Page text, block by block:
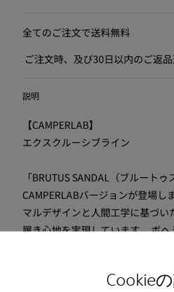
Cookie
全てのご注文で送料無料
ご注文時、及び30日以内のご返
説明
【CAMPERLAB】
エクスクルーシブライン
「BRUTUS SANDAL（ブルート
CAMPERLABバージョンが登場し
マルデザインと人間工学に基づ
履き心地を実現しています。 ボ
ンポラリーを掛け合わせたよう
ルフットベッドが足に優しく、柔